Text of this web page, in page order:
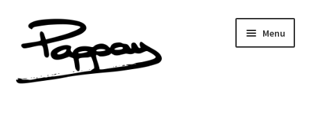
Aller
navigation
Aller
au
contenu
Menu